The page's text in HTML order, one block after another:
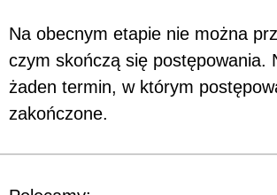
Na obecnym etapie nie można
czym skończą się postępowania.
żaden termin, w którym
zakończone.